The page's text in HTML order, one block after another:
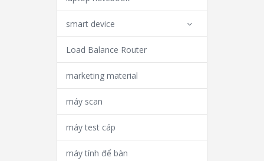
smart device
Load Balance Router
marketing material
máy scan
máy test cáp
máy tính để bàn